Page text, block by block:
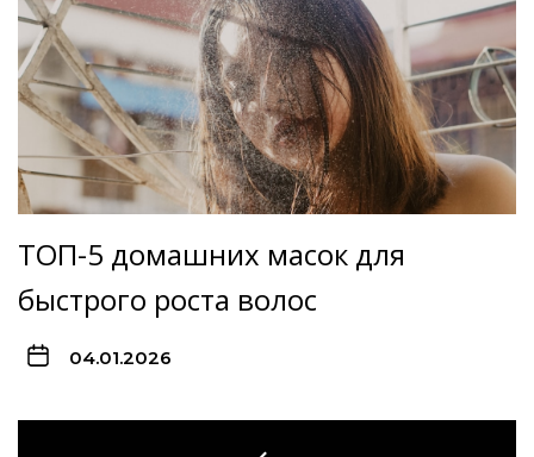
ТОП-5 домашних масок для
быстрого роста волос
04.01.2026